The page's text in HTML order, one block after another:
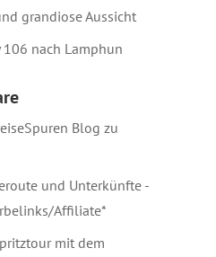
grandiose Aussicht
nach Lamphun
Blog zu
und Unterkünfte -
Affiliate*
mit dem